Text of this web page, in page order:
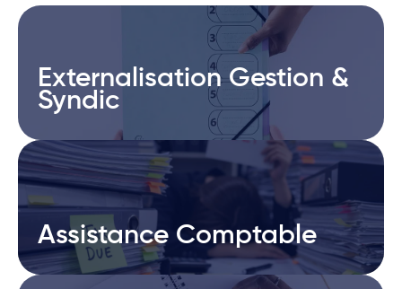
Externalisation Gestion &
Syndic
Externalisation Gestion &
Syndic
Assistance Comptable
Assistance Comptable